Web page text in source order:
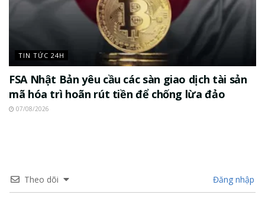
TIN TỨC 24H
FSA Nhật Bản yêu cầu các sàn giao dịch tài sản
mã hóa trì hoãn rút tiền để chống lừa đảo
07/08/2026
Theo dõi Đăng nhập